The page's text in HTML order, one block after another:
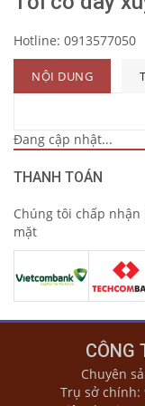
Hotline: 0913577050
NỘI DUNG
Đang cập nhật...
THANH TOÁN
Chúng tôi chấp
mặt
CÔNG
Chuyên
Trụ sở chính: